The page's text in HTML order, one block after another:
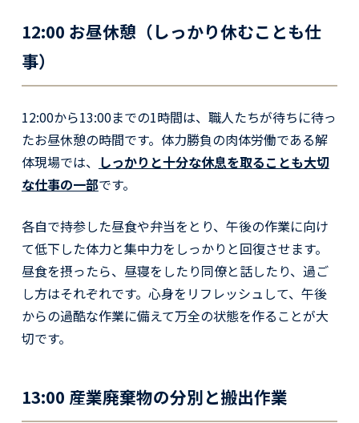
12:00 お昼休憩（しっかり休むことも仕
事）
12:00から13:00までの1時間は、職人たちが待ちに待っ
たお昼休憩の時間です。体力勝負の肉体労働である解
体現場では、 しっかりと十分な休息を取ることも大切
な仕事の一部です。
各自で持参した昼食や弁当をとり、午後の作業に向け
て低下した体力と集中力をしっかりと回復させます。
昼食を摂ったら、昼寝をしたり同僚と話したり、過ご
し方はそれぞれです。心身をリフレッシュして、午後
からの過酷な作業に備えて万全の状態を作ることが大
切です。
13:00 産業廃棄物の分別と搬出作業